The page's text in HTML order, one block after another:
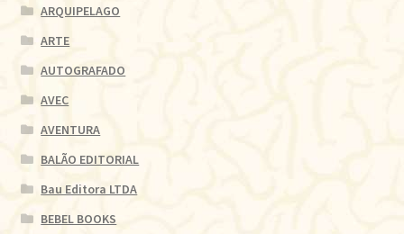
ARQUIPELAGO
ARTE
AUTOGRAFADO
AVEC
AVENTURA
BALÃO EDITORIAL
Bau Editora LTDA
BEBEL BOOKS